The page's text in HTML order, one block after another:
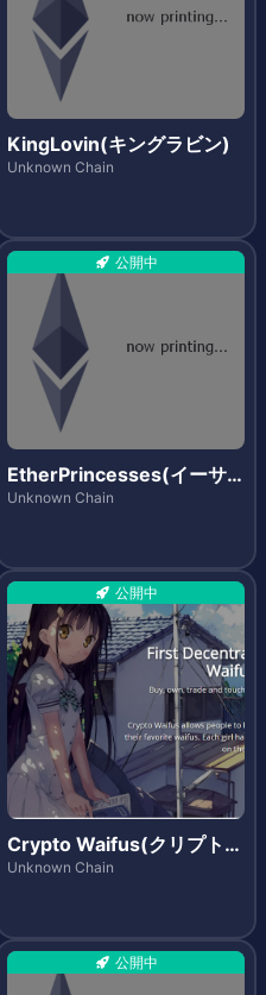
KingLovin(キングラビン)
Unknown Chain
公開中
EtherPrincesses(イーサ
プリンセス)
Unknown Chain
公開中
Crypto Waifus(クリプトワ
イフス)
Unknown Chain
公開中